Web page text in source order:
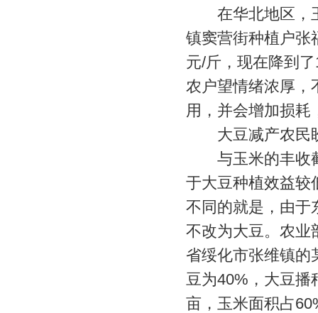
在华北地区，玉
镇窦营街种植户张
元/斤，现在降到
农户望情绪浓厚，
用，并会增加损耗
大豆减产农民
与玉米的丰收截
于大豆种植效益较
不同的就是，由于
不改为大豆。农业
省绥化市张维镇的
豆为40%，大豆播
亩，玉米面积占